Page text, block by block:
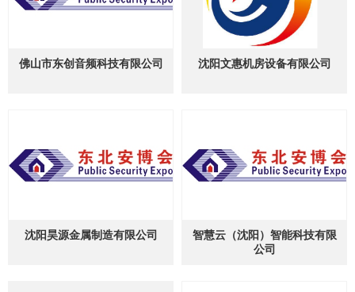
佛山市东创音频科技有限公司 沈阳文惠机房设备有限公司
沈阳昊源金属制造有限公司
智慧云（沈阳）智能科技有限
公司